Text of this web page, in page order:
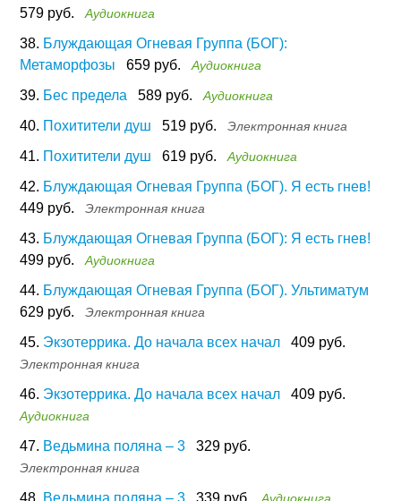
579 руб.
Аудиокнига
38. Блуждающая Огневая Группа (БОГ):
Метаморфозы
659 руб. Аудиокнига
39. Бес предела 589 руб. Аудиокнига
40. Похитители душ 519 руб. Электронная книга
41. Похитители душ 619 руб. Аудиокнига
42. Блуждающая Огневая Группа (БОГ). Я есть гнев!
449 руб.
Электронная книга
43. Блуждающая Огневая Группа (БОГ): Я есть гнев!
499 руб.
Аудиокнига
44. Блуждающая Огневая Группа (БОГ). Ультиматум
629 руб.
Электронная книга
45. Экзотеррика. До начала всех начал 409 руб.
Электронная книга
46. Экзотеррика. До начала всех начал 409 руб.
Аудиокнига
47. Ведьмина поляна – 3 329 руб.
Электронная книга
48. Ведьмина поляна – 3 339 руб. Аудиокнига